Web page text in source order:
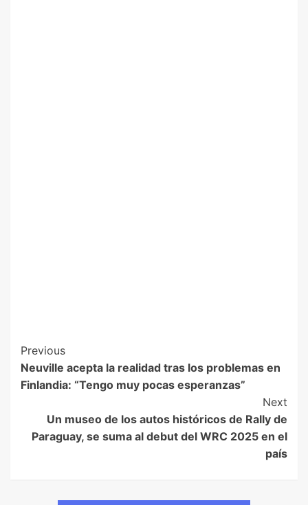
Previous
Neuville acepta la realidad tras los problemas en
Finlandia: “Tengo muy pocas esperanzas”
Next
Un museo de los autos históricos de Rally de
Paraguay, se suma al debut del WRC 2025 en el
país